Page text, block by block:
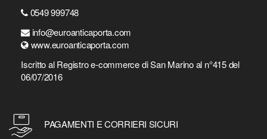
0549 999748
info@euroanticaporta.com
www.euroanticaporta.com
Iscritto al Registro e-commerce di San Marino al n°415 del
06/07/2016
PAGAMENTI E CORRIERI SICURI